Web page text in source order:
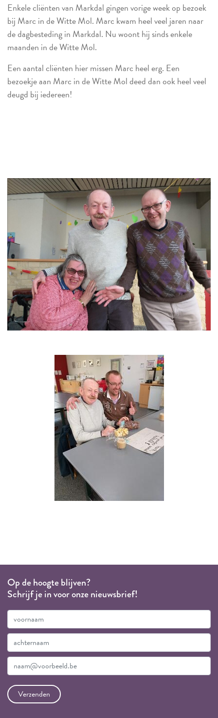
Enkele cliënten van Markdal gingen vorige week op bezoek
bij Marc in de Witte Mol. Marc kwam heel veel jaren naar
de dagbesteding in Markdal. Nu woont hij sinds enkele
maanden in de Witte Mol.
Een aantal cliënten hier missen Marc heel erg. Een
bezoekje aan Marc in de Witte Mol deed dan ook heel veel
deugd bij iedereen!
Op de hoogte blijven?
Schrijf je in voor onze nieuwsbrief!